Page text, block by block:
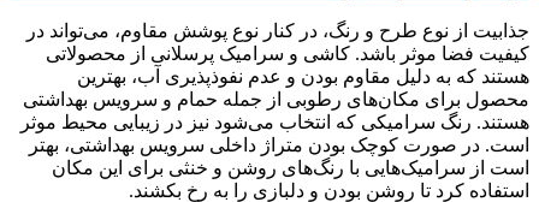
جذابیت از نوع طرح و رنگ، در کنار نوع پوشش مقاوم، می‌تواند در
کیفیت فضا موثر باشد. کاشی و سرامیک پرسلانی از محصولاتی
هستند که به دلیل مقاوم بودن و عدم نفوذپذیری آب، بهترین
محصول برای مکان‌های رطوبی از جمله حمام و سرویس بهداشتی
هستند. رنگ سرامیکی که انتخاب می‌شود نیز در زیبایی محیط موثر
است. در صورت کوچک بودن متراژ داخلی سرویس بهداشتی، بهتر
است از سرامیک‌هایی با رنگ‌های روشن و خنثی برای این مکان
استفاده کرد تا روشن بودن و دلبازی را به رخ بکشند.